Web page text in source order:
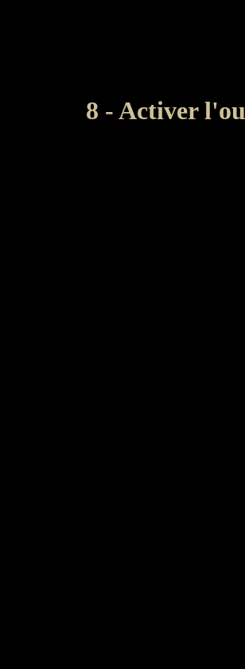
8 - Activer